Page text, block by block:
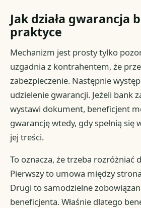
Jak działa gwarancja
praktyce
Mechanizm jest prosty tylko
uzgadnia z kontrahentem, że
zabezpieczenie. Następnie
udzielenie gwarancji. Jeżeli bank
wystawi dokument, beneficjent
gwarancję wtedy, gdy spełnią się
jej treści.
To oznacza, że trzeba rozróżniać
Pierwszy to umowa między
Drugi to samodzielne
beneficjenta. Właśnie dlatego